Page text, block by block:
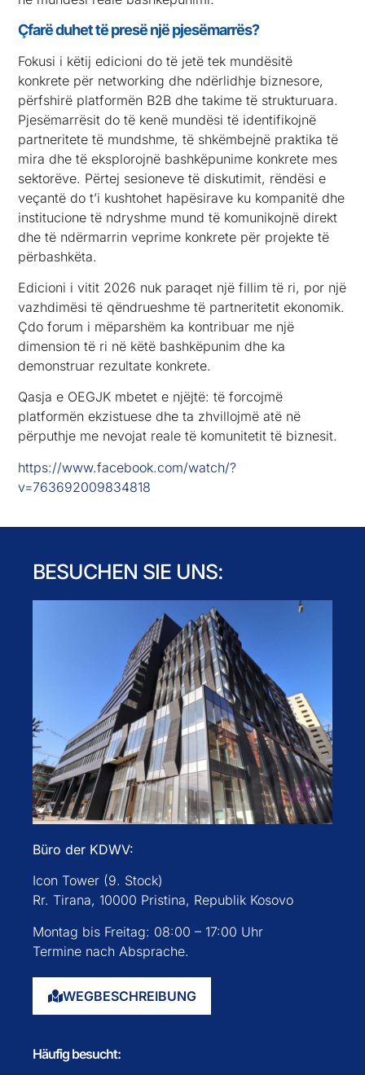
Çfarë duhet të presë një pjesëmarrës?
Fokusi i këtij edicioni do të jetë tek mundësitë
konkrete për networking dhe ndërlidhje biznesore,
përfshirë platformën B2B dhe takime të strukturuara.
Pjesëmarrësit do të kenë mundësi të identifikojnë
partneritete të mundshme, të shkëmbejnë praktika të
mira dhe të eksplorojnë bashkëpunime konkrete mes
sektorëve. Përtej sesioneve të diskutimit, rëndësi e
veçantë do t’i kushtohet hapësirave ku kompanitë dhe
institucione të ndryshme mund të komunikojnë direkt
dhe të ndërmarrin veprime konkrete për projekte të
përbashkëta.
Edicioni i vitit 2026 nuk paraqet një fillim të ri, por një
vazhdimësi të qëndrueshme të partneritetit ekonomik.
Çdo forum i mëparshëm ka kontribuar me një
dimension të ri në këtë bashkëpunim dhe ka
demonstruar rezultate konkrete.
Qasja e OEGJK mbetet e njëjtë: të forcojmë
platformën ekzistuese dhe ta zhvillojmë atë në
përputhje me nevojat reale të komunitetit të biznesit.
https://www.facebook.com/watch/?
v=763692009834818
BESUCHEN SIE UNS:
Büro der KDWV:
Icon Tower (9. Stock)
Rr. Tirana, 10000 Pristina, Republik Kosovo
Montag bis Freitag: 08:00 – 17:00 Uhr
Termine nach Absprache.
WEGBESCHREIBUNG
Häufig besucht: